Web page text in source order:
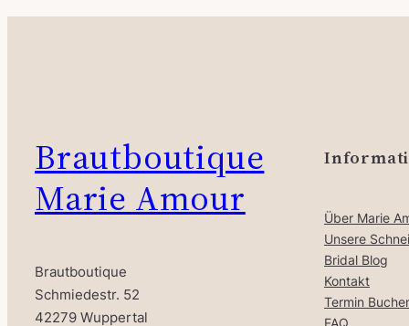
Brautboutique
Marie Amour
Brautboutique
Schmiedestr. 52
42279 Wuppertal
Über Marie
Unsere
Bridal Blog
Kontakt
Termin
FAQ